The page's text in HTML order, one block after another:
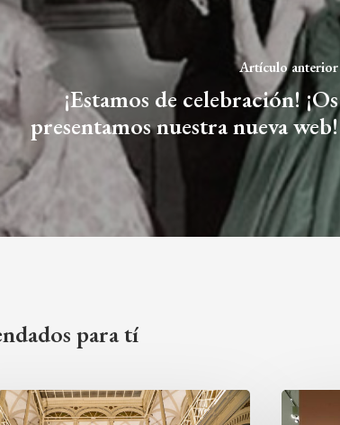
Artículo anterior
¡Estamos de celebración! ¡Os
presentamos nuestra nueva web!
para tí